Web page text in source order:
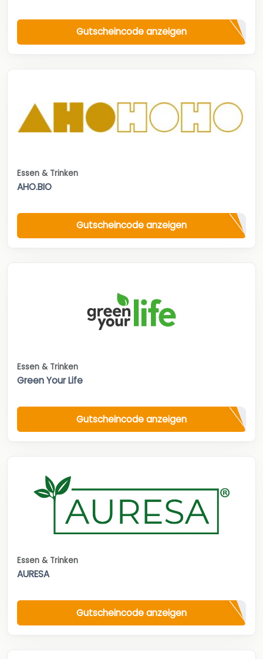
Gutscheincode anzeigen
Essen & Trinken
AHO.BIO
Gutscheincode anzeigen
Essen & Trinken
Green Your Life
Gutscheincode anzeigen
Essen & Trinken
AURESA
Gutscheincode anzeigen